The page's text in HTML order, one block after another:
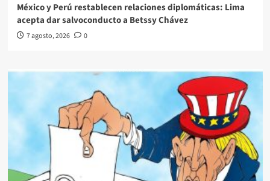
México y Perú restablecen relaciones diplomáticas: Lima
acepta dar salvoconducto a Betssy Chávez
7 agosto, 2026 0